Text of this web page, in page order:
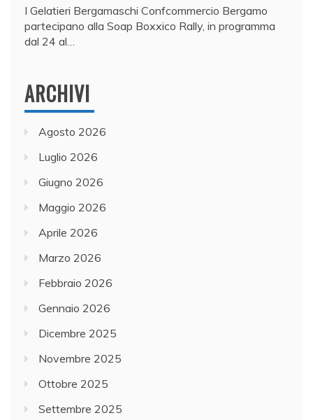
I Gelatieri Bergamaschi Confcommercio Bergamo
partecipano alla Soap Boxxico Rally, in programma
dal 24 al…
ARCHIVI
Agosto 2026
Luglio 2026
Giugno 2026
Maggio 2026
Aprile 2026
Marzo 2026
Febbraio 2026
Gennaio 2026
Dicembre 2025
Novembre 2025
Ottobre 2025
Settembre 2025